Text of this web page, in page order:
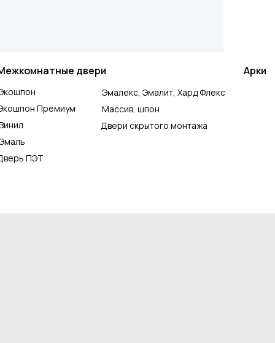
ПЭТ
Премиум
Двери скрытого монтажа
Массив, шпон
Эмалекс, Эмалит, Хард Флекс
Арки
двери